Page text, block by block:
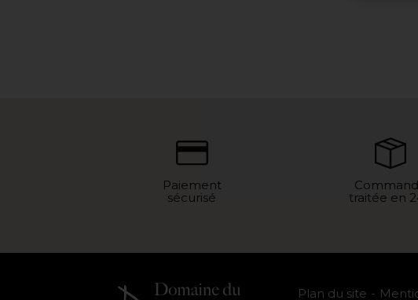
Paiement
sécurisé
traitée en
Plan du site